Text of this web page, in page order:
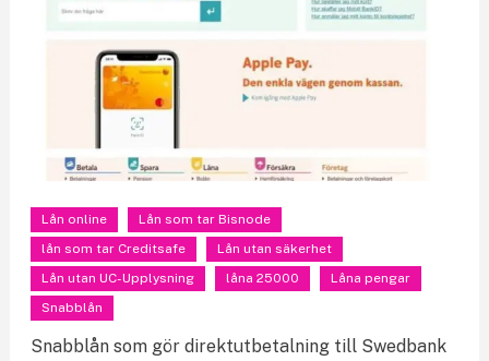
Lån online
Lån som tar Bisnode
lån som tar Creditsafe
Lån utan säkerhet
Lån utan UC-Upplysning
låna 25000
Låna pengar
Snabblån
Snabblån som gör direktutbetalning till Swedbank